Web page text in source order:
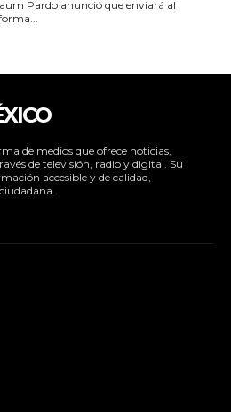
Pardo anunció que enviará al
de medios que ofrece noticias,
de televisión, radio y digital. Su
accesible y de calidad,